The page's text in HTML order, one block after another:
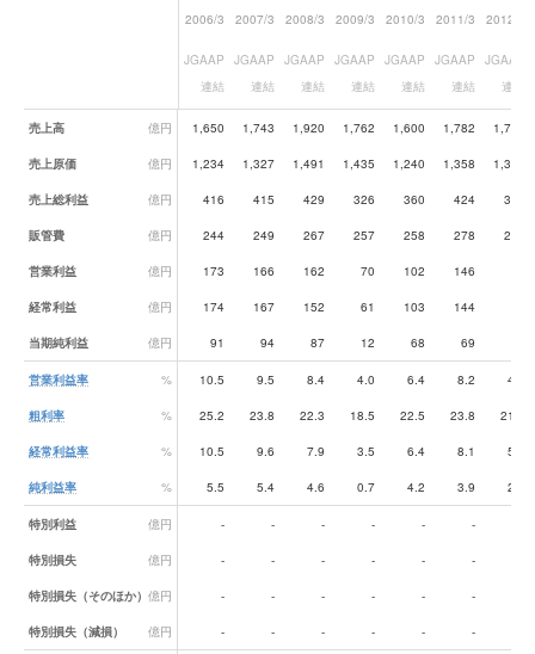
業績データ一覧
2006/3 2007/3 2008/3 2009/3 2010/3 2011/3 2012/3
JGAAP
連結
JGAAP
連結
JGAAP
連結
JGAAP
連結
JGAAP
連結
JGAAP
連結
JGAAP
連結
売上高 億円 1,650 1,743 1,920 1,762 1,600 1,782 1,708
売上原価 億円 1,234 1,327 1,491 1,435 1,240 1,358 1,350
売上総利益 億円 416 415 429 326 360 424 359
販管費 億円 244 249 267 257 258 278 275
営業利益 億円 173 166 162 70 102 146
経常利益 億円 174 167 152 61 103 144
当期純利益 億円 91 94 87 12 68 69
営業利益率 % 10.5 9.5 8.4 4.0 6.4 8.2 4.9
粗利率 % 25.2 23.8 22.3 18.5 22.5 23.8 21.0
経常利益率 % 10.5 9.6 7.9 3.5 6.4 8.1 5.1
純利益率 % 5.5 5.4 4.6 0.7 4.2 3.9 2.2
特別利益 億円 - - - - - -
特別損失 億円 - - - - - -
特別損失（そのほか） 億円 - - - - - -
特別損失（減損） 億円 - - - - - -